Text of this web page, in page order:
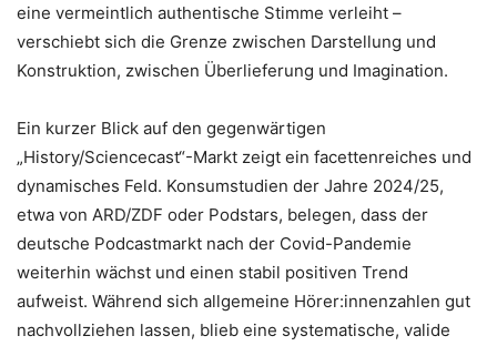
eine vermeintlich authentische Stimme verleiht –
verschiebt sich die Grenze zwischen Darstellung und
Konstruktion, zwischen Überlieferung und Imagination.
Ein kurzer Blick auf den gegenwärtigen
„History/Sciencecast“-Markt zeigt ein facettenreiches und
dynamisches Feld. Konsumstudien der Jahre 2024/25,
etwa von ARD/ZDF oder Podstars, belegen, dass der
deutsche Podcastmarkt nach der Covid-Pandemie
weiterhin wächst und einen stabil positiven Trend
aufweist. Während sich allgemeine Hörer:innenzahlen gut
nachvollziehen lassen, blieb eine systematische, valide